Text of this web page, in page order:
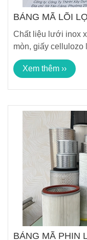
BẢNG MÃ LÕI
Chất liệu lưới inox
mòn, giấy cellulozo
Xem thêm ››
BẢNG MÃ PHIN